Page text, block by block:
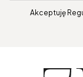
Akceptuję